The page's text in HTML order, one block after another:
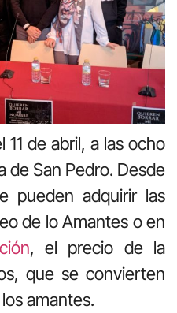
11 de abril, a las ocho
de San Pedro. Desde
pueden adquirir las
de lo Amantes o en
, el precio de la
que se convierten
amantes.